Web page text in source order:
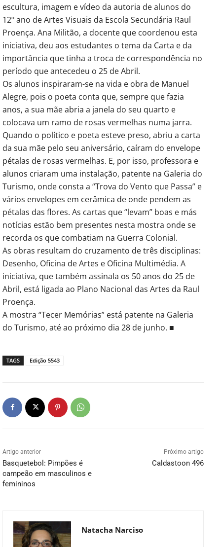
escultura, imagem e vídeo da autoria de alunos do
12º ano de Artes Visuais da Escola Secundária Raul
Proença. Ana Militão, a docente que coordenou esta
iniciativa, deu aos estudantes o tema da Carta e da
importância que tinha a troca de correspondência no
período que antecedeu o 25 de Abril.
Os alunos inspiraram-se na vida e obra de Manuel
Alegre, pois o poeta conta que, sempre que fazia
anos, a sua mãe abria a janela do seu quarto e
colocava um ramo de rosas vermelhas numa jarra.
Quando o político e poeta esteve preso, abriu a carta
da sua mãe pelo seu aniversário, caíram do envelope
pétalas de rosas vermelhas. E, por isso, professora e
alunos criaram uma instalação, patente na Galeria do
Turismo, onde consta a “Trova do Vento que Passa” e
vários envelopes em cerâmica de onde pendem as
pétalas das flores. As cartas que “levam” boas e más
notícias estão bem presentes nesta mostra onde se
recorda os que combatiam na Guerra Colonial.
As obras resultam do cruzamento de três disciplinas:
Desenho, Oficina de Artes e Oficina Multimédia. A
iniciativa, que também assinala os 50 anos do 25 de
Abril, está ligada ao Plano Nacional das Artes da Raul
Proença.
A mostra “Tecer Memórias” está patente na Galeria
do Turismo, até ao próximo dia 28 de junho. ■
TAGS Edição 5543
Artigo anterior
Basquetebol: Pimpões é
campeão em masculinos e
femininos
Próximo artigo
Caldastoon 496
Natacha Narciso